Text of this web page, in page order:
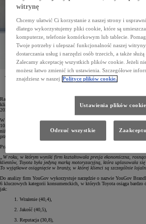
Toyota po raz drugi z rzędu została uznana za najlepszą markę
Best Brand. W Top10 zestawienia japoński koncern był
Ranking YouGov Best Brand powstaje w oparciu o badania
klientów z 28 rynków na świecie. Najnowsze zestawienie obejmuje okres
2025 roku. Warunkiem klasyfikacyjnym dla firm była obecność
W tegorocznym zestawieniu YouGov Best Brand Ranking Toyota –
10. miejsce. Firma była również najwyżej sklasyfikowaną marką
niż przed rokiem. Dane za 2025 rok pokazały, że Toyota była najlepszą
przez YouGov rynkach, w tym w USA, Australii, Japonii, Arabii
Przedstawiciele YouGov tak mówili o tegorocznym sukcesie japońskiego
„W roku, w którym wyniki firm kształtowała presja ekonomiczna,
klientów, Toyota była jedyną marką motoryzacyjną, która uplasowała się
To wyjątkowe osiągnięcie w branży, w której klienci są szczególnie
Do analizy firm YouGov wykorzystuje narzędzie o nazwie YouGov
6 kluczowych kategorii konsumenckich, w których Toyota osiąga bardzo
jak:
Wrażenie (40,4),
Jakość (40,5),
Reputacja (30,8),
witrynę
Chcemy ułatwić Ci korzystanie z naszej strony i
dlatego wykorzystujemy pliki cookie, które są
komputerze, telefonie komórkowym lub tablecie.
Twoje potrzeby i ulepszać funkcjonalność naszej
dostarczania usług i narzędzi osób trzecich, a także
Zalecamy akceptację wszystkich plików cookie. Jeżeli
możesz łatwo zmienić ich ustawienia. Szczegółowe
znajdziesz w naszej Polityce plików cookie.
Ustawienia plików cookie
Odrzuć wszystkie